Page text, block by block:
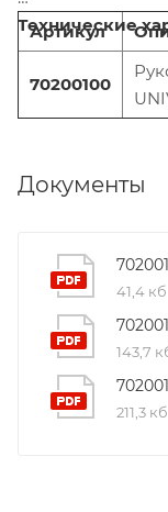
Технические
Артикул
70200100
Документы
41,4 кб
143,7
211,3 кб